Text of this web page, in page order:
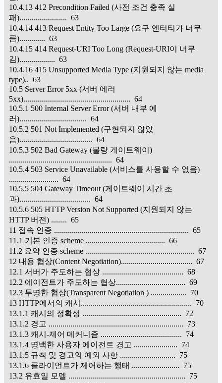
10.4.13 412 Precondition Failed (사전 조건 충족 실
패)........................ 63
10.4.14 413 Request Entity Too Large (요구 엔터티가 너무
큼)............. 63
10.4.15 414 Request-URI Too Long (Request-URI이 너무
김).................. 63
10.4.16 415 Unsupported Media Type (지원되지 않는 media
type).. 63
10.5 Server Error 5xx (서버 에러
5xx)...................................................... 64
10.5.1 500 Internal Server Error (서버 내부 에
러).................................. 64
10.5.2 501 Not Implemented (구현되지 않았
음)..................................... 64
10.5.3 502 Bad Gateway (불량 게이트웨이)
.................................................... 64
10.5.4 503 Service Unavailable (서비스를 사용할 수 없음)
......................... 64
10.5.5 504 Gateway Timeout (게이트웨이 시간 초
과).................................... 64
10.5.6 505 HTTP Version Not Supported (지원되지 않는
HTTP 버전) ........ 65
11 접속 인증 .................................................................... 65
11.1 기본 인증 scheme ........................................ 66
11.2 요약 인증 scheme ....................................................... 67
12 내용 협상(Content Negotiation).................................... 67
12.1 서버가 주도하는 협상 ......................................... 68
12.2 에이전트가 주도하는 협상................................... 69
12.3 투명한 협상(Transparent Negotiation ) .................. 70
13 HTTP에서의 캐시........................................................ 70
13.1.1 캐시의 정확성 .................................................. 72
13.1.2 경고 .................................................................... 73
13.1.3 캐시-제어 메커니즘 ......................................... 74
13.1.4 명백한 사용자 에이전트 경고 ...................... 74
13.1.5 규칙 및 경고의 예외 사항 ............................ 75
13.1.6 클라이언트가 제어하는 행태 ........................ 75
13.2 유효일 모델 ........................................................... 75